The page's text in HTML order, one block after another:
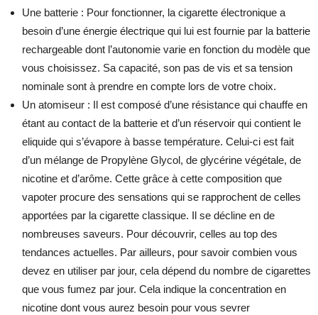
Une batterie : Pour fonctionner, la cigarette électronique a
besoin d’une énergie électrique qui lui est fournie par la batterie
rechargeable dont l’autonomie varie en fonction du modèle que
vous choisissez. Sa capacité, son pas de vis et sa tension
nominale sont à prendre en compte lors de votre choix.
Un atomiseur : Il est composé d’une résistance qui chauffe en
étant au contact de la batterie et d’un réservoir qui contient le
eliquide qui s’évapore à basse température. Celui-ci est fait
d’un mélange de Propylène Glycol, de glycérine végétale, de
nicotine et d’arôme. Cette grâce à cette composition que
vapoter procure des sensations qui se rapprochent de celles
apportées par la cigarette classique. Il se décline en de
nombreuses saveurs. Pour découvrir, celles au top des
tendances actuelles. Par ailleurs, pour savoir combien vous
devez en utiliser par jour, cela dépend du nombre de cigarettes
que vous fumez par jour. Cela indique la concentration en
nicotine dont vous aurez besoin pour vous sevrer